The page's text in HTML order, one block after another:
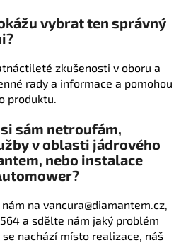
vybrat ten správný
zkušenosti v oboru a
rady a informace a pomohou
produktu.
sám netroufám,
v oblasti jádrového
nebo instalace
na vancura@diamantem.cz,
a sdělte nám jaký problém
nachází místo realizace, náš